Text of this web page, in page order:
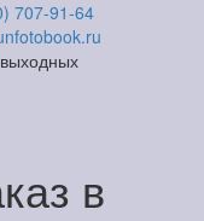
707-91-64
в